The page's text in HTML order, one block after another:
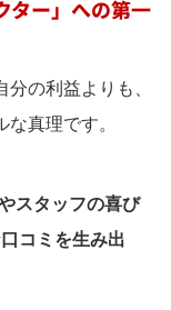
ター」への第一
の利益よりも、
真理です。
スタッフの喜び
コミを生み出